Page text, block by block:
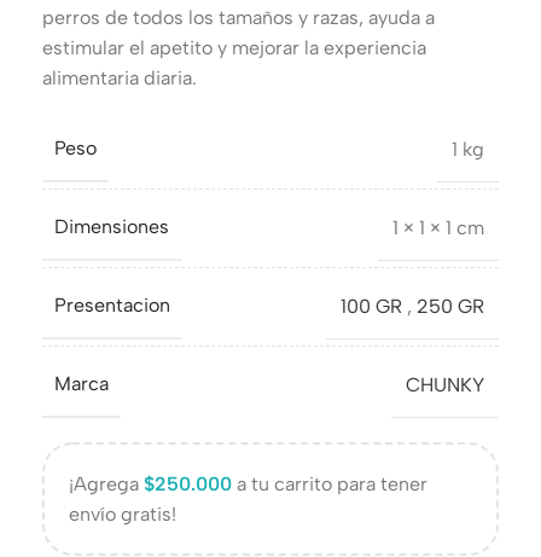
perros de todos los tamaños y razas, ayuda a
estimular el apetito y mejorar la experiencia
alimentaria diaria.
Peso 1 kg
Dimensiones 1 × 1 × 1 cm
Presentacion 100 GR , 250 GR
Marca CHUNKY
¡Agrega $250.000 a tu carrito para tener
envío gratis!